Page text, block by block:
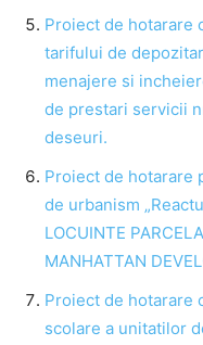
Proiect de hotarare
tarifului de
menajere si
de prestari servicii
deseuri.
Proiect de hotarare
de urbanism
LOCUINTE
MANHATTAN
Proiect de hotarare
scolare a unitatilor